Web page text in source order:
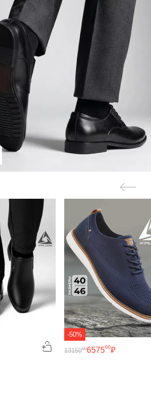
-50%
657500₽
1315000